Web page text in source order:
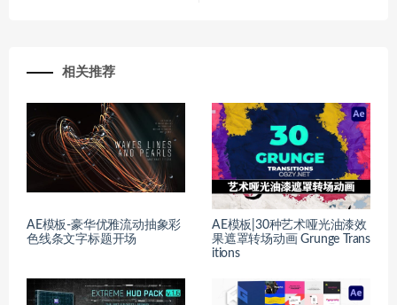
相关推荐
AE模板-豪华优雅流动抽象彩
色线条文字标题开场
AE模板|30种艺术哑光油漆效
果遮罩转场动画 Grunge Trans
itions